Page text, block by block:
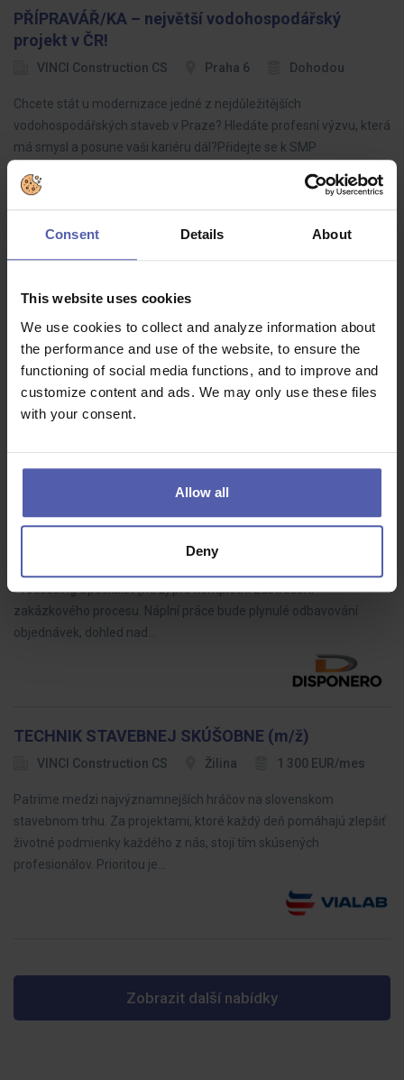
Consent Details About
This website uses cookies
We use cookies to collect and analyze information about
the performance and use of the website, to ensure the
functioning of social media functions, and to improve and
customize content and ads. We may only use these files
with your consent.
Allow all
Deny
PŘÍPRAVÁŘ/KA – největší vodohospodářský
projekt v ČR!
VINCI Construction CS Praha 6 Dohodou
Chcete stát u modernizace jedné z nejdůležitějších
vodohospodářských staveb v Praze? Hledáte profesní výzvu, která
má smysl a posune vaši kariéru dál?Přidejte se k SMP
Goodcall Brno
Documentation SpecialistBrno | Mezinárodní výrobní projektyMáte
zkušenosti s technickou nebo projektovou dokumentací, baví vás
práce s detaily a umíte si pohlídat termíny i komunikaci s různými…
DISPONERO Klášterec nad Ohří Dohodou
Processing Specialist (m/ž) pro kompletní zastřešení
zakázkového procesu. Náplní práce bude plynulé odbavování
objednávek, dohled nad…
TECHNIK STAVEBNEJ SKÚŠOBNE (m/ž)
VINCI Construction CS Žilina 1 300 EUR/mes
Patríme medzi najvýznamnejších hráčov na slovenskom
stavebnom trhu. Za projektami, ktoré každý deň pomáhajú zlepšiť
životné podmienky každého z nás, stojí tím skúsených
profesionálov. Prioritou je…
Zobrazit další nabídky